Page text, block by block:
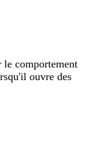
le comportement
ouvre des